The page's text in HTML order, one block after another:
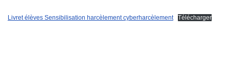
Livret élèves Sensibilisation harcèlement cyberharcèlement Télécharger